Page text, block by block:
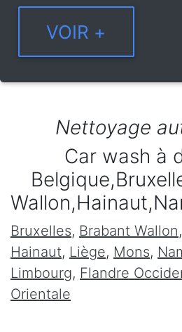
Nettoyage
Car wash à
Bruxelles, Brabant Wallon,
Hainaut, Liège, Mons,
Limbourg, Flandre
Orientale